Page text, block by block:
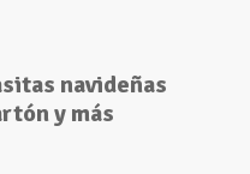
navideñas
y más